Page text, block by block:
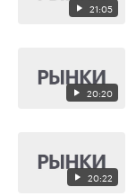
21:05
20:20
20:22